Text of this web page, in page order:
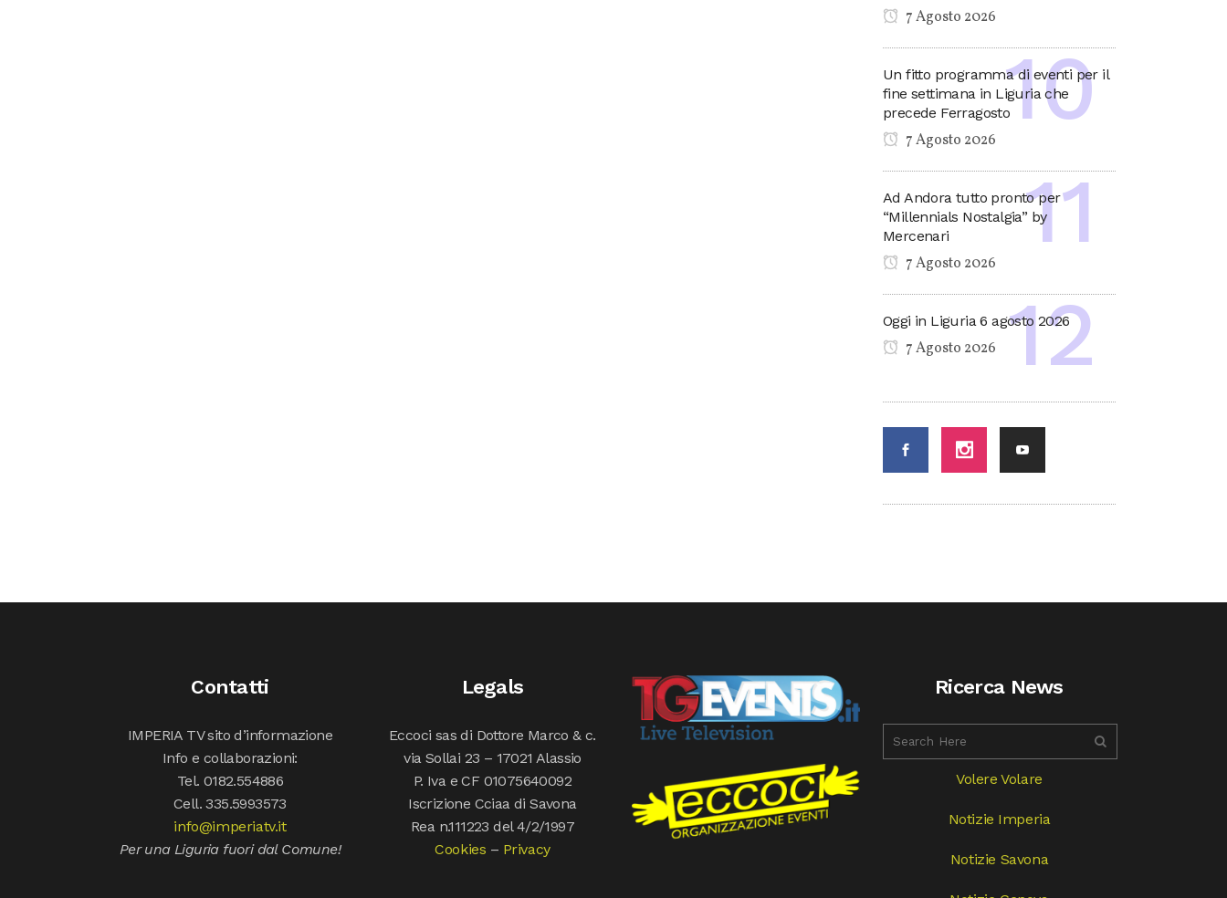
7 Agosto 2026
Un fitto programma di eventi per il
fine settimana in Liguria che
precede Ferragosto
7 Agosto 2026
Ad Andora tutto pronto per
“Millennials Nostalgia” by
Mercenari
7 Agosto 2026
Oggi in Liguria 6 agosto 2026
7 Agosto 2026
Contatti
IMPERIA TV sito d’informazione
Info e collaborazioni:
Tel. 0182.554886
Cell. 335.5993573
info@imperiatv.it
Per una Liguria fuori dal Comune!
Legals
Eccoci sas di Dottore Marco & c.
via Sollai 23 – 17021 Alassio
P. Iva e CF 01075640092
Iscrizione Cciaa di Savona
Rea n.111223 del 4/2/1997
Cookies – Privacy
Ricerca News
Volere Volare
Notizie Imperia
Notizie Savona